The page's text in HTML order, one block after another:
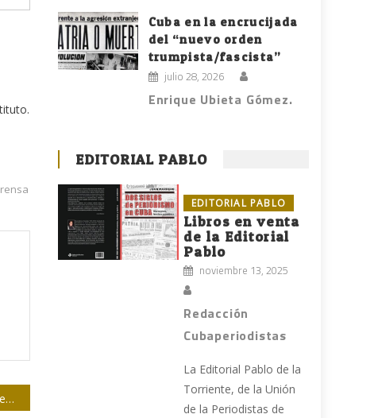
Los jóvenes son la generación que proyecta el futuro
Cuba en la encrucijada
del “nuevo orden
trumpista/fascista”
julio 28, 2026
Enrique Ubieta Gómez.
EDITORIAL PABLO
EDITORIAL PABLO
Libros en venta
de la Editorial
Pablo
noviembre 13, 2025
Redacción
Cubaperiodistas
La Editorial Pablo de la
Torriente, de la Unión
de la Periodistas de